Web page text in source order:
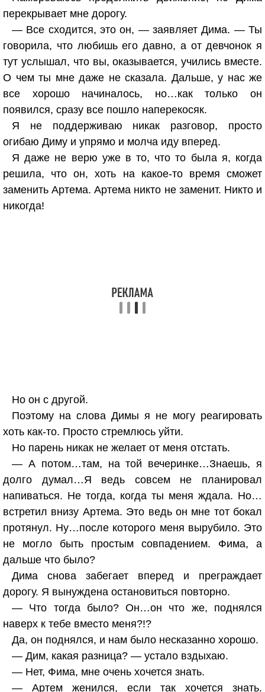
перекрывает мне дорогу.
— Все сходится, это он, — заявляет Дима. — Ты
говорила, что любишь его давно, а от девчонок я
тут услышал, что вы, оказывается, учились вместе.
О чем ты мне даже не сказала. Дальше, у нас же
все хорошо начиналось, но…как только он
появился, сразу все пошло наперекосяк.
Я не поддерживаю никак разговор, просто
огибаю Диму и упрямо и молча иду вперед.
Я даже не верю уже в то, что то была я, когда
решила, что он, хоть на какое-то время сможет
заменить Артема. Артема никто не заменит. Никто и
никогда!
Но он с другой.
Поэтому на слова Димы я не могу реагировать
хоть как-то. Просто стремлюсь уйти.
Но парень никак не желает от меня отстать.
— А потом…там, на той вечеринке…Знаешь, я
долго думал…Я ведь совсем не планировал
напиваться. Не тогда, когда ты меня ждала. Но…
встретил внизу Артема. Это ведь он мне тот бокал
протянул. Ну…после которого меня вырубило. Это
не могло быть простым совпадением. Фима, а
дальше что было?
Дима снова забегает вперед и преграждает
дорогу. Я вынуждена остановиться повторно.
— Что тогда было? Он…он что же, поднялся
наверх к тебе вместо меня?!?
Да, он поднялся, и нам было несказанно хорошо.
— Дим, какая разница? — устало вздыхаю.
— Нет, Фима, мне очень хочется знать.
— Артем женился, если так хочется знать.